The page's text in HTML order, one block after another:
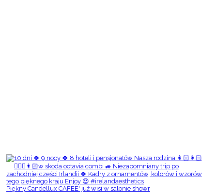
Piękny Candellux CAFEE' już wisi w salonie showr